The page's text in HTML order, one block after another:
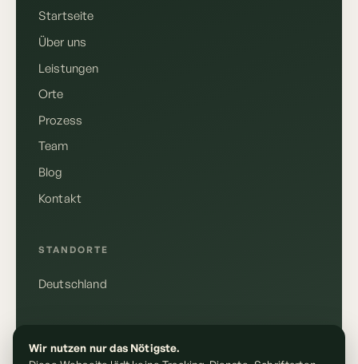
Startseite
Über uns
Leistungen
Orte
Prozess
Team
Blog
Kontakt
STANDORTE
Deutschland
E-Mail schreiben
Wir nutzen nur das Nötigste.